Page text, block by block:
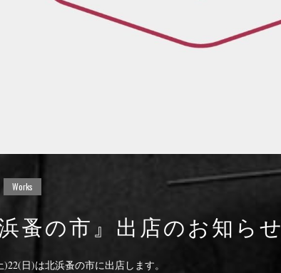
Works
蚤の市』出店のお知らせ
)22(日)は北浜蚤の市に出店します。